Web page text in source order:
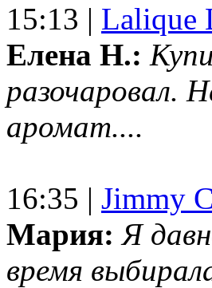
15:13 | Lalique
Елена Н.:
разочаровал.
аромат....
16:35 | Jimmy
Мария: Я
время